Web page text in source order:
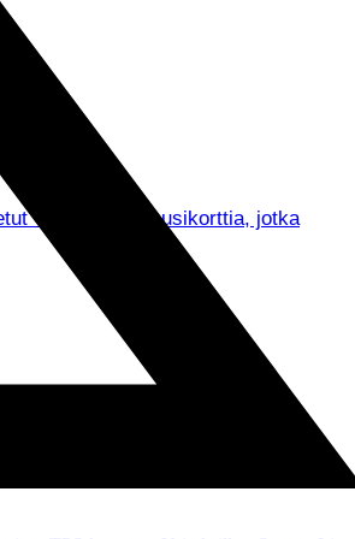
viisi Tepsin kausikorttia, jotka
ja ennen kaikkea